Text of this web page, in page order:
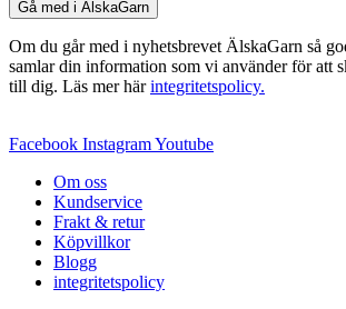
Gå med i ÄlskaGarn
Om du går med i nyhetsbrevet ÄlskaGarn så
samlar din information som vi använder för att
till dig. Läs mer härintegritetspolicy.
Facebook InstagramYoutube
Om oss
Kundservice
Frakt & retur
Köpvillkor
Blogg
integritetspolicy